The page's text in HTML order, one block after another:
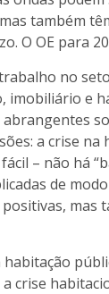
também
O OE para
no
imobiliário e
a crise na
– não há
de
mas
crise